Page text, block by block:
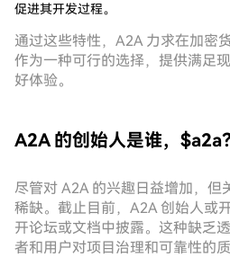
促进其开发过程。
通过这些特性，A2A 力求在加密
作为一种可行的选择，提供满足
好体验。
A2A 的创始人是谁，$a2a
尽管对 A2A 的兴趣日益增加，但
稀缺。截止目前，A2A 创始人或
开论坛或文档中披露。这种缺乏
者和用户对项目治理和可靠性的